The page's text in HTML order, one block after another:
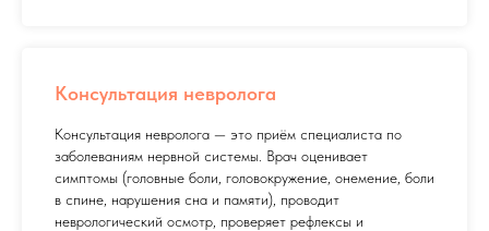
Консультация невролога
Консультация невролога — это приём специалиста по
заболеваниям нервной системы. Врач оценивает
симптомы (головные боли, головокружение, онемение, боли
в спине, нарушения сна и памяти), проводит
неврологический осмотр, проверяет рефлексы и